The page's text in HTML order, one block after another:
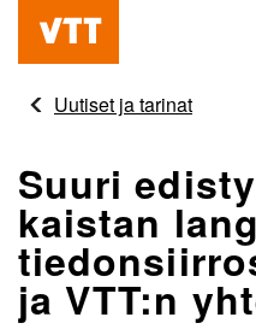
Hyppää
pääsisältöön
Beyond
obviousUutiset ja tarinat
Suuri
kaistan
ja VTT:n